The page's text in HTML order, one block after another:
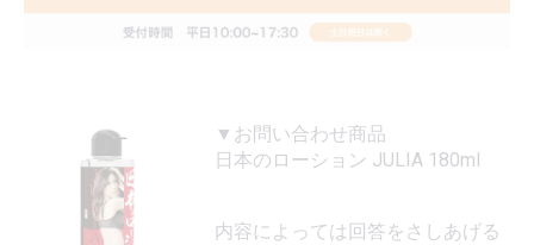
▼お問い合わせ商品
日本のローション JULIA 180ml
内容によっては回答をさしあげる